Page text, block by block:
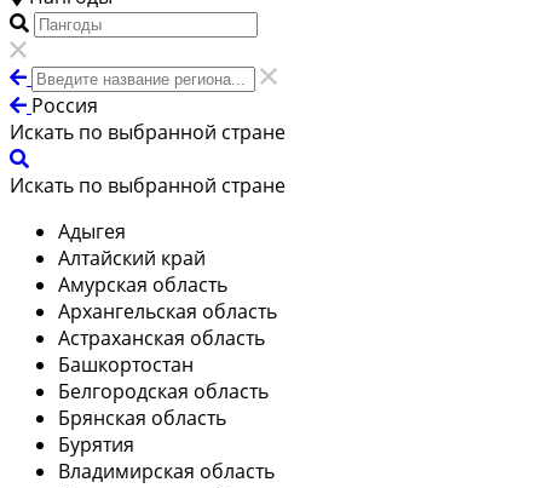
Россия
Искать по выбранной стране
Искать по выбранной стране
Адыгея
Алтайский край
Амурская область
Архангельская область
Астраханская область
Башкортостан
Белгородская область
Брянская область
Бурятия
Владимирская область